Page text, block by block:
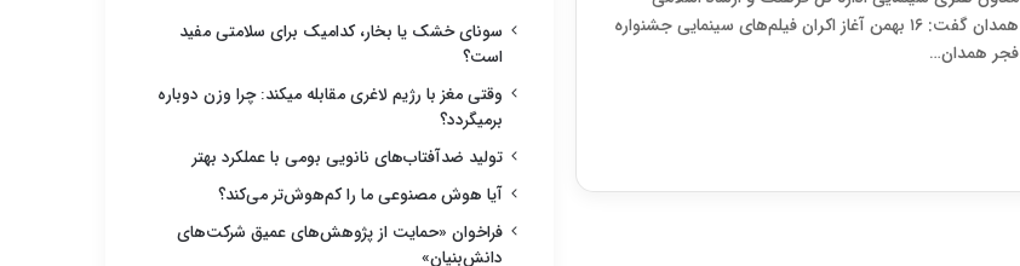
همدان گفت: ۱۶ بهمن آغاز اکران فیلم‌های سینمایی جشنواره
فجر همدان…
سونای خشک یا بخار، کدامیک برای سلامتی مفید
است؟
وقتی مغز با رژیم لاغری مقابله میکند: چرا وزن دوباره
برمیگردد؟
تولید ضدآفتاب‌های نانویی بومی با عملکرد بهتر
آیا هوش مصنوعی ما را کم‌هوش‌تر می‌کند؟
فراخوان «حمایت از پژوهش‌های عمیق شرکت‌های
دانش‌بنیان»